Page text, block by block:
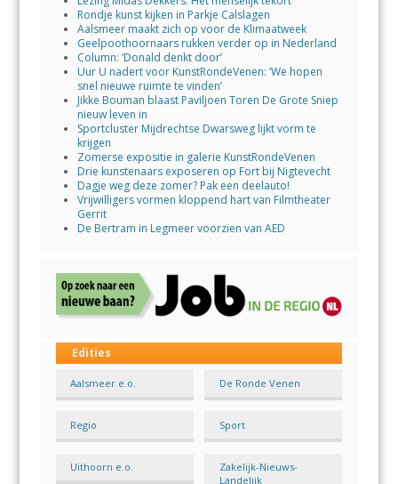
Rondje kunst kijken in Parkje Calslagen
Aalsmeer maakt zich op voor de Klimaatweek
Geelpoothoornaars rukken verder op in Nederland
Column: ‘Donald denkt door’
Uur U nadert voor KunstRondeVenen: ‘We hopen
snel nieuwe ruimte te vinden’
Jikke Bouman blaast Paviljoen Toren De Grote Sniep
nieuw leven in
Sportcluster Mijdrechtse Dwarsweg lijkt vorm te
krijgen
Zomerse expositie in galerie KunstRondeVenen
Drie kunstenaars exposeren op Fort bij Nigtevecht
Dagje weg deze zomer? Pak een deelauto!
Vrijwilligers vormen kloppend hart van Filmtheater
Gerrit
De Bertram in Legmeer voorzien van AED
Edities
Aalsmeer e.o. De Ronde Venen
Regio Sport
Uithoorn e.o.
Zakelijk-Nieuws-
Landelijk